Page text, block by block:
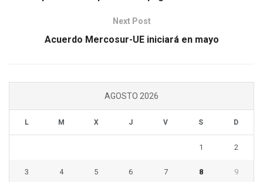
Next Post
Acuerdo Mercosur-UE iniciará en mayo
AGOSTO 2026
L M X J V S D
1 2
3 4 5 6 7 8 9